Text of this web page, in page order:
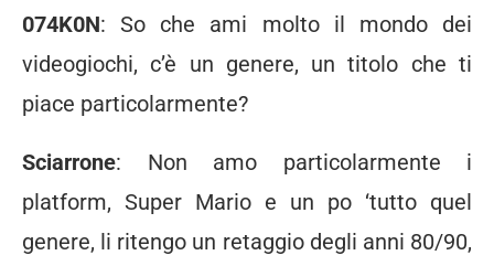
074K0N: So che ami molto il mondo dei
videogiochi, c’è un genere, un titolo che ti
piace particolarmente?
Sciarrone: Non amo particolarmente i
platform, Super Mario e un po ‘tutto quel
genere, li ritengo un retaggio degli anni 80/90,